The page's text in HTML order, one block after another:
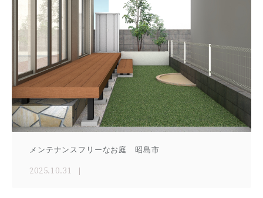
メンテナンスフリーなお庭 昭島市
2025.10.31